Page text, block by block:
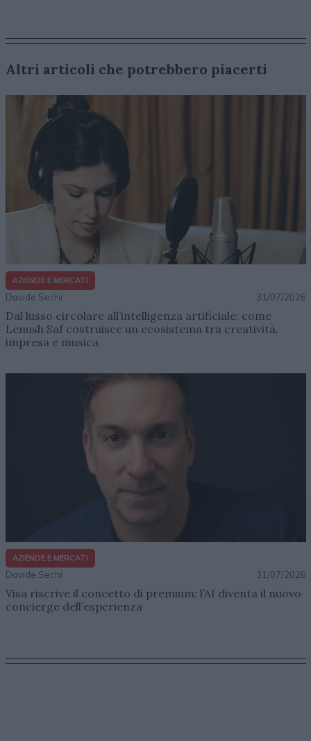
Altri articoli che potrebbero piacerti
AZIENDE E MERCATI
Davide Sechi 31/07/2026
Dal lusso circolare all’intelligenza artificiale: come
Lenush Saf costruisce un ecosistema tra creatività,
impresa e musica
AZIENDE E MERCATI
Davide Sechi 31/07/2026
Visa riscrive il concetto di premium: l’AI diventa il nuovo
concierge dell’esperienza